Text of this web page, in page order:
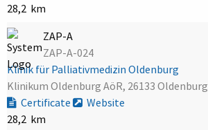
28,2 km
ZAP-A
ZAP-A-024
Klinik für Palliativmedizin Oldenburg
Klinikum Oldenburg AöR, 26133 Oldenburg
Certificate
Website
28,2 km